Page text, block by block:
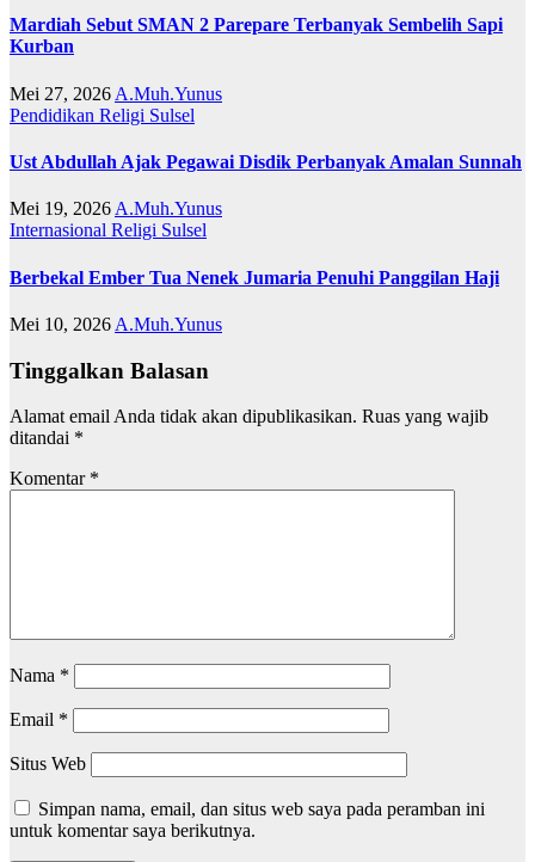
Mardiah Sebut SMAN 2 Parepare Terbanyak Sembelih Sapi
Kurban
Mei 27, 2026 A.Muh.Yunus
Pendidikan Religi Sulsel
Ust Abdullah Ajak Pegawai Disdik Perbanyak Amalan Sunnah
Mei 19, 2026 A.Muh.Yunus
Internasional Religi Sulsel
Berbekal Ember Tua Nenek Jumaria Penuhi Panggilan Haji
Mei 10, 2026 A.Muh.Yunus
Tinggalkan Balasan
Alamat email Anda tidak akan dipublikasikan. Ruas yang wajib
ditandai *
Komentar *
Nama *
Email *
Situs Web
Simpan nama, email, dan situs web saya pada peramban ini
untuk komentar saya berikutnya.